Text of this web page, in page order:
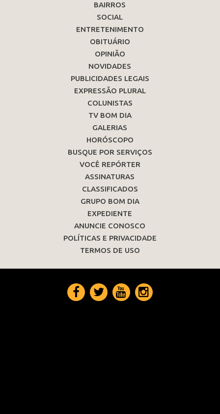
BAIRROS
SOCIAL
ENTRETENIMENTO
OBITUÁRIO
OPINIÃO
NOVIDADES
PUBLICIDADES LEGAIS
EXPRESSÃO PLURAL
COLUNISTAS
TV BOM DIA
GALERIAS
HORÓSCOPO
BUSQUE POR SERVIÇOS
VOCÊ REPÓRTER
ASSINATURAS
CLASSIFICADOS
GRUPO BOM DIA
EXPEDIENTE
ANUNCIE CONOSCO
POLÍTICAS E PRIVACIDADE
TERMOS DE USO